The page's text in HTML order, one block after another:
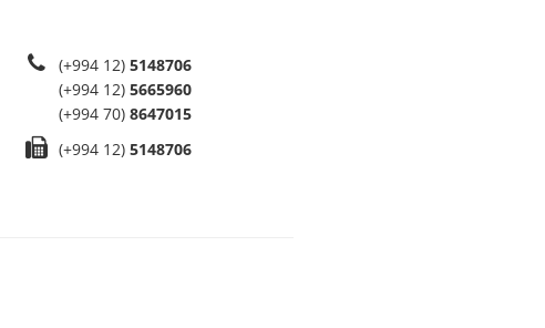
(+994 12) 5148706
(+994 12) 5665960
(+994 70) 8647015
(+994 12) 5148706